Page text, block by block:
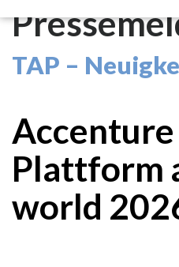
TAP –
Accenture
Plattform
world